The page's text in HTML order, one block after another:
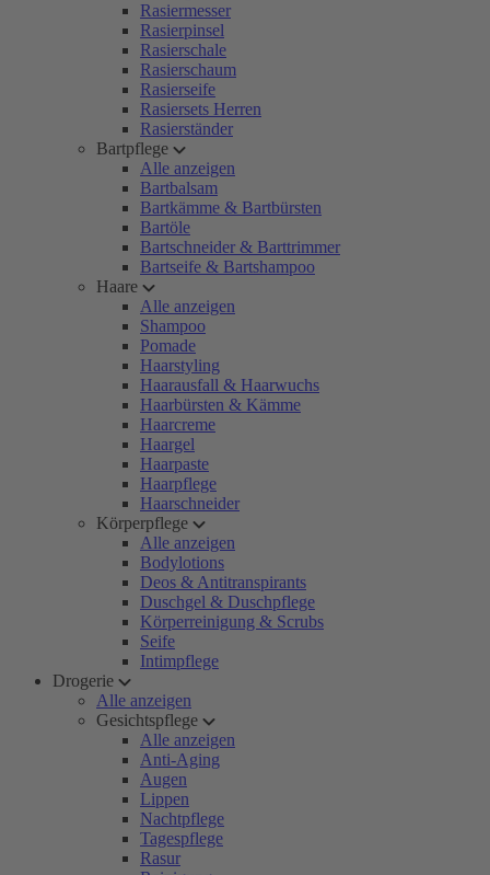
Rasiermesser
Rasierpinsel
Rasierschale
Rasierschaum
Rasierseife
Rasiersets Herren
Rasierständer
Bartpflege
Alle anzeigen
Bartbalsam
Bartkämme & Bartbürsten
Bartöle
Bartschneider & Barttrimmer
Bartseife & Bartshampoo
Haare
Alle anzeigen
Shampoo
Pomade
Haarstyling
Haarausfall & Haarwuchs
Haarbürsten & Kämme
Haarcreme
Haargel
Haarpaste
Haarpflege
Haarschneider
Körperpflege
Alle anzeigen
Bodylotions
Deos & Antitranspirants
Duschgel & Duschpflege
Körperreinigung & Scrubs
Seife
Intimpflege
Drogerie
Alle anzeigen
Gesichtspflege
Alle anzeigen
Anti-Aging
Augen
Lippen
Nachtpflege
Tagespflege
Rasur